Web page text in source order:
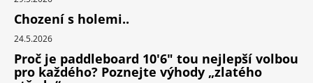
Chození s holemi..
24.5.2026
Proč je paddleboard 10'6" tou nejlepší volbou
pro každého? Poznejte výhody „zlatého